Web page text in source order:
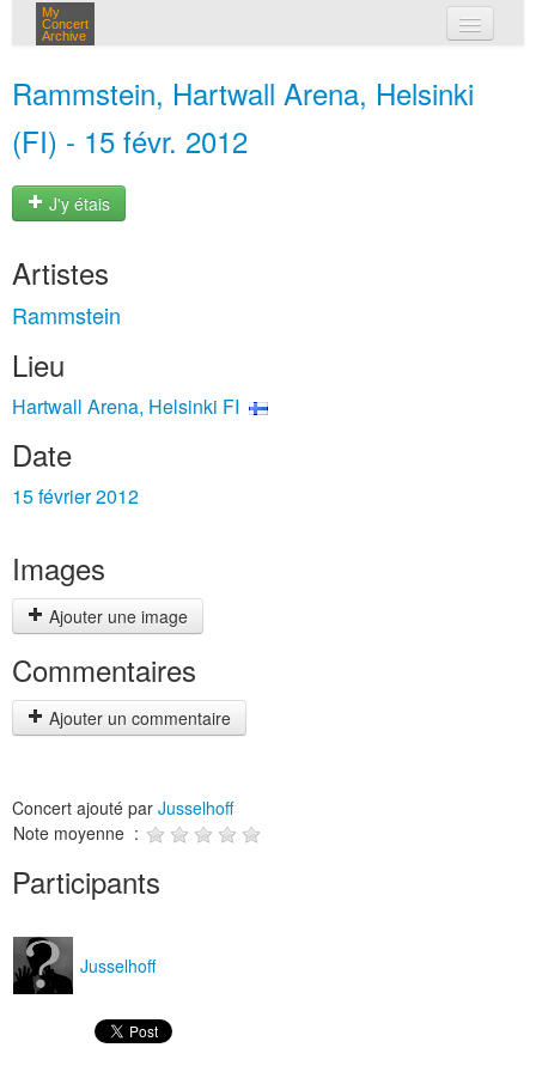
My
Concert
Archive
Rammstein, Hartwall Arena, Helsinki
(FI) - 15 févr. 2012
J'y étais
Artistes
Rammstein
Lieu
Hartwall Arena, Helsinki FI
Date
15 février 2012
Images
Ajouter une image
Commentaires
Ajouter un commentaire
Concert ajouté par Jusselhoff
Note moyenne :
Participants
Jusselhoff